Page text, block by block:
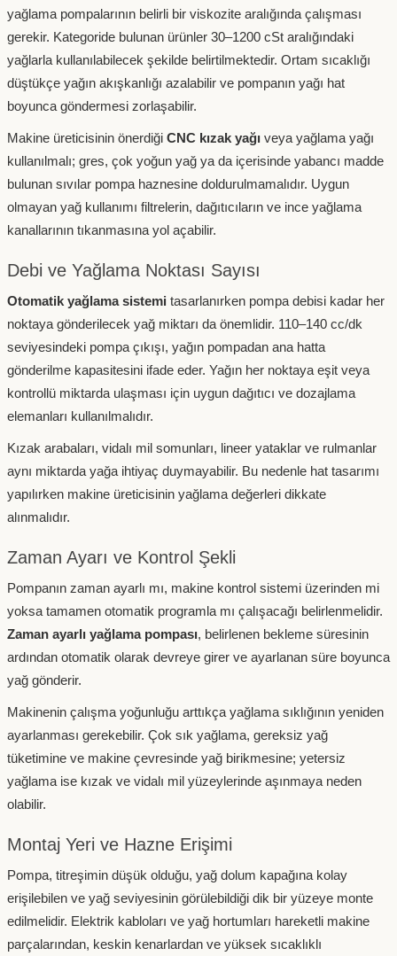
yağlama pompalarının belirli bir viskozite aralığında çalışması
gerekir. Kategoride bulunan ürünler 30–1200 cSt aralığındaki
yağlarla kullanılabilecek şekilde belirtilmektedir. Ortam sıcaklığı
düştükçe yağın akışkanlığı azalabilir ve pompanın yağı hat
boyunca göndermesi zorlaşabilir.
Makine üreticisinin önerdiği CNC kızak yağı veya yağlama yağı
kullanılmalı; gres, çok yoğun yağ ya da içerisinde yabancı madde
bulunan sıvılar pompa haznesine doldurulmamalıdır. Uygun
olmayan yağ kullanımı filtrelerin, dağıtıcıların ve ince yağlama
kanallarının tıkanmasına yol açabilir.
Debi ve Yağlama Noktası Sayısı
Otomatik yağlama sistemi tasarlanırken pompa debisi kadar her
noktaya gönderilecek yağ miktarı da önemlidir. 110–140 cc/dk
seviyesindeki pompa çıkışı, yağın pompadan ana hatta
gönderilme kapasitesini ifade eder. Yağın her noktaya eşit veya
kontrollü miktarda ulaşması için uygun dağıtıcı ve dozajlama
elemanları kullanılmalıdır.
Kızak arabaları, vidalı mil somunları, lineer yataklar ve rulmanlar
aynı miktarda yağa ihtiyaç duymayabilir. Bu nedenle hat tasarımı
yapılırken makine üreticisinin yağlama değerleri dikkate
alınmalıdır.
Zaman Ayarı ve Kontrol Şekli
Pompanın zaman ayarlı mı, makine kontrol sistemi üzerinden mi
yoksa tamamen otomatik programla mı çalışacağı belirlenmelidir.
Zaman ayarlı yağlama pompası, belirlenen bekleme süresinin
ardından otomatik olarak devreye girer ve ayarlanan süre boyunca
yağ gönderir.
Makinenin çalışma yoğunluğu arttıkça yağlama sıklığının yeniden
ayarlanması gerekebilir. Çok sık yağlama, gereksiz yağ
tüketimine ve makine çevresinde yağ birikmesine; yetersiz
yağlama ise kızak ve vidalı mil yüzeylerinde aşınmaya neden
olabilir.
Montaj Yeri ve Hazne Erişimi
Pompa, titreşimin düşük olduğu, yağ dolum kapağına kolay
erişilebilen ve yağ seviyesinin görülebildiği dik bir yüzeye monte
edilmelidir. Elektrik kabloları ve yağ hortumları hareketli makine
parçalarından, keskin kenarlardan ve yüksek sıcaklıklı